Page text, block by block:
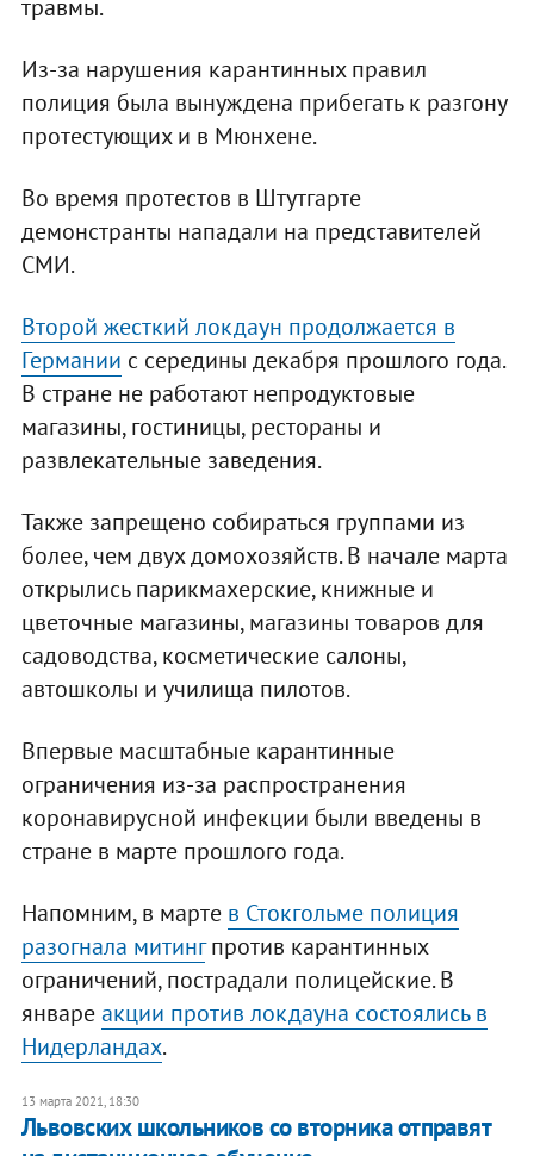
травмы.
Из-за нарушения карантинных правил
полиция была вынуждена прибегать к разгону
протестующих и в Мюнхене.
Во время протестов в Штутгарте
демонстранты нападали на представителей
СМИ.
Второй жесткий локдаун продолжается в
Германии с середины декабря прошлого года.
В стране не работают непродуктовые
магазины, гостиницы, рестораны и
развлекательные заведения.
Также запрещено собираться группами из
более, чем двух домохозяйств. В начале марта
открылись парикмахерские, книжные и
цветочные магазины, магазины товаров для
садоводства, косметические салоны,
автошколы и училища пилотов.
Впервые масштабные карантинные
ограничения из-за распространения
коронавирусной инфекции были введены в
стране в марте прошлого года.
Напомним, в марте в Стокгольме полиция
разогнала митингпротив карантинных
ограничений, пострадали полицейские. В
январеакции против локдауна состоялись в
Нидерландах.
13 марта 2021, 18:30
Львовских школьников со вторника отправят